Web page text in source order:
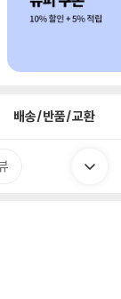
배송/반품/교환